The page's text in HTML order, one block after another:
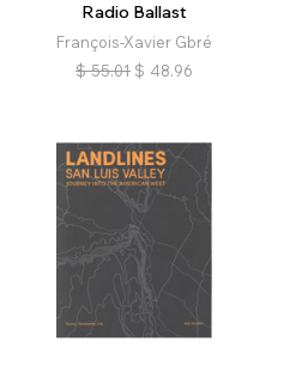
Radio Ballast
François-Xavier Gbré
$ 55.01 $ 48.96